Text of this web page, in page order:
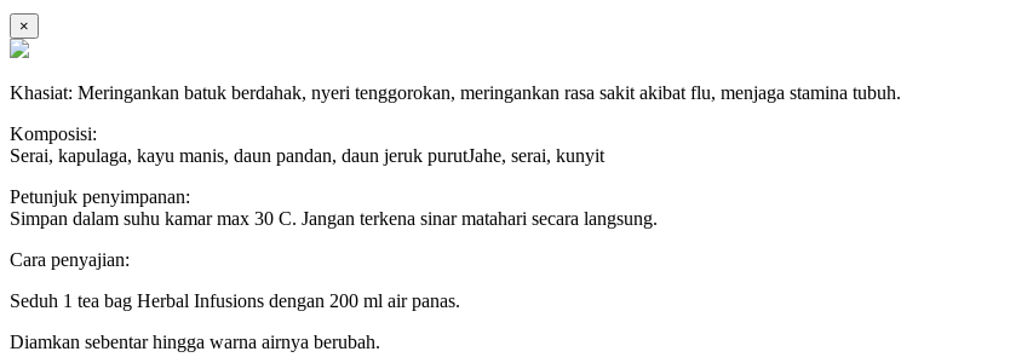
×
Khasiat: Meringankan batuk berdahak, nyeri tenggorokan, meringankan rasa sakit akibat flu, menjaga stamina tubuh.
Komposisi:
Serai, kapulaga, kayu manis, daun pandan, daun jeruk purutJahe, serai, kunyit
Petunjuk penyimpanan:
Simpan dalam suhu kamar max 30 C. Jangan terkena sinar matahari secara langsung.
Cara penyajian:
Seduh 1 tea bag Herbal Infusions dengan 200 ml air panas.
Diamkan sebentar hingga warna airnya berubah.